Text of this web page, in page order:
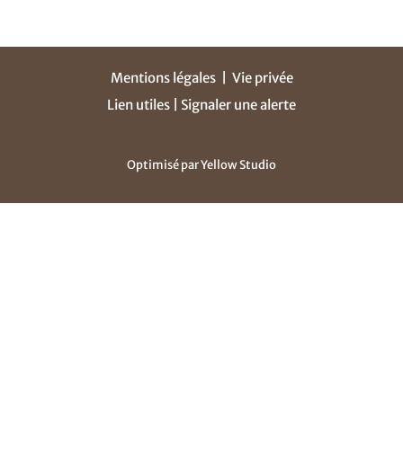
Mentions légales| Vie privée
Lien utiles | Signaler une alerte
Optimisé parYellow Studio